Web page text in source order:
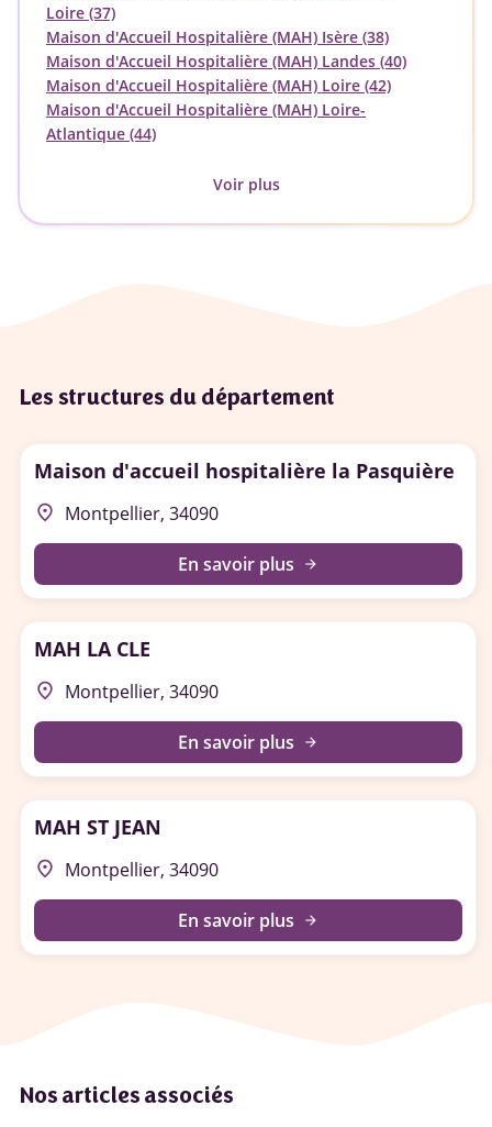
Loire (37)
Maison d'Accueil Hospitalière (MAH) Isère (38)
Maison d'Accueil Hospitalière (MAH) Landes (40)
Maison d'Accueil Hospitalière (MAH) Loire (42)
Maison d'Accueil Hospitalière (MAH) Loire-
Atlantique (44)
Voir plus
Les structures du département
Maison d'accueil hospitalière la Pasquière
place Montpellier, 34090
En savoir plus arrow_forward
MAH LA CLE
place Montpellier, 34090
En savoir plus arrow_forward
MAH ST JEAN
place Montpellier, 34090
En savoir plus arrow_forward
Nos articles associés